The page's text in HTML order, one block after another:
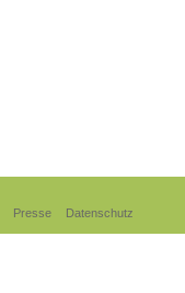
Presse Datenschutz